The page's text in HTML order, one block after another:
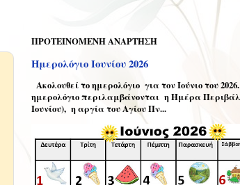
ΠΡΟΤΕΙΝΟΜΕΝΗ ΑΝΑΡΤΗΣΗ
Ημερολόγιο Ιουνίου 2026
Ακολουθεί το ημερολόγιο για τον Ιούνιο του
ημερολόγιο περιλαμβάνονται η Ημέρα
Ιουνίου), η αργία του Αγίου Πν...